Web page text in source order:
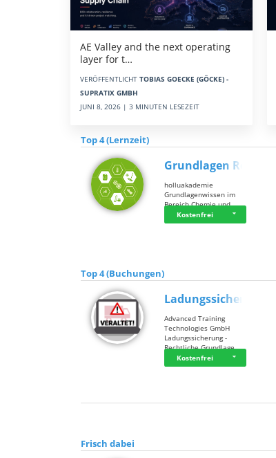
AE Valley and the next operating
layer for t…
VERÖFFENTLICHT TOBIAS GOECKE (GÖCKE) -
SUPRATIX GMBH
JUNI 8, 2026 | 3 MINUTEN LESEZEIT
Top 4 (Lernzeit)
Grundlagen Rein…
holluakademie
Grundlagenwissen im
Bereich Chemie und …
Kostenfrei
Top 4 (Buchungen)
Ladungssicherung
Advanced Training
Technologies GmbH
Ladungssicherung -
Rechtliche Grundlage…
Kostenfrei
Frisch dabei